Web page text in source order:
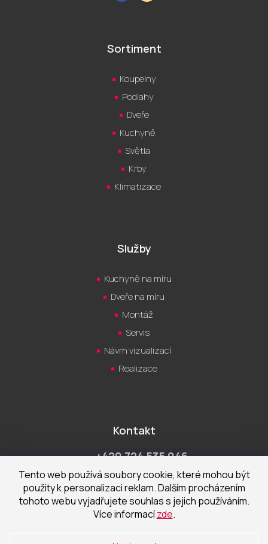
Tento web používá soubory cookie, které mohou být
použity k personalizaci reklam. Dalším procházením
tohoto webu vyjadřujete souhlas s jejich používáním.
Více informacízde.
Sortiment
Koupelny
Podlahy
Dveře
Kuchyně
Světla
Krby
Klimatizace
Služby
Kuchyně na míru
Dveře na míru
Montáž
Servis
Návrh vizualizací
Realizace
Kontakt
+420 724 535 046
Po-Pá 9:00 - 18:00 hod
obchod@cecetka.cz